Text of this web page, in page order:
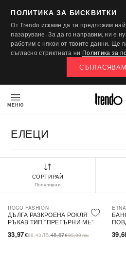
ПОЛИТИКА ЗА БИСКВИТКИ
От Trendo искаме да ти предложим
пазаруване. За да го направим, ни е
работим с някои от твоите данни. Ще
съгласно стриктната ни Политика за
МЕНЮ
ЕЛЕЦИ
СОРТИРАЙ
Популярни
-30%
ROCO FASHION
ДЪЛГА РАЗКРОЕНА РОКЛЯ БЕЗ
РЪКАВ ТИП ''ПРЕГЪРНИ МЕ''
33,97€66,43 ЛВ.48,57€95,00лв.
ETNA